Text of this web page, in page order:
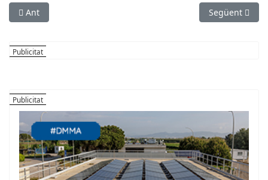
Article anterior: Vallirana ja té el seu Pla per transformar
Ant Article
Següent